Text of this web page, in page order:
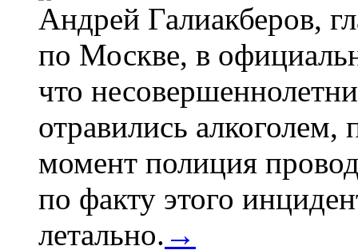
Андрей Галиакберов,
по Москве, в
что
отравились
момент полиция
по факту этого
летально. →